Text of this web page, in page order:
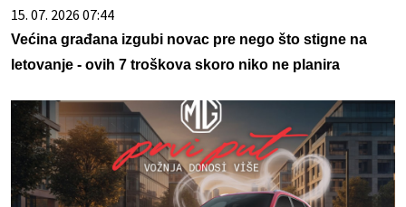
15. 07. 2026 07:44
Većina građana izgubi novac pre nego što stigne na
letovanje - ovih 7 troškova skoro niko ne planira